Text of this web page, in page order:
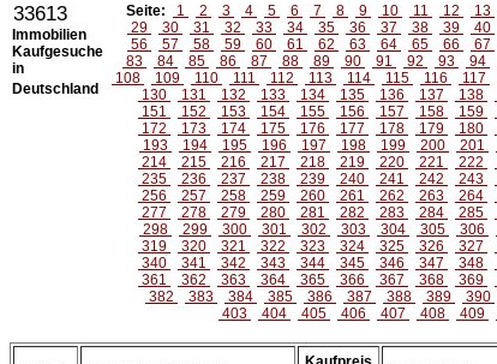
33613
Immobilien
Kaufgesuche
in
Deutschland
Seite: 1 2 3 4 5 6 7 8 9 10 11 12 13
29
30 31 32 33 34 35 36 37 38 39 40
56
57 58 59 60 61 62 63 64 65 66 67
83
84 85 86 87 88 89 90 91 92 93 94
108
109 110 111 112 113 114 115 116 117
130
131 132 133 134 135 136 137 138
151
152 153 154 155 156 157 158 159
172
173 174 175 176 177 178 179 180
193
194 195 196 197 198 199 200 201
214
215 216 217 218 219 220 221 222
235
236 237 238 239 240 241 242 243
256
257 258 259 260 261 262 263 264
277
278 279 280 281 282 283 284 285
298
299 300 301 302 303 304 305 306
319
320 321 322 323 324 325 326 327
340
341 342 343 344 345 346 347 348
361
362 363 364 365 366 367 368 369
382
383 384 385 386 387 388 389 390
403
404 405 406 407 408 409